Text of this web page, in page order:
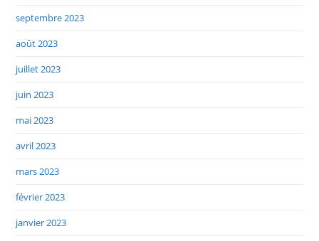
septembre 2023
août 2023
juillet 2023
juin 2023
mai 2023
avril 2023
mars 2023
février 2023
janvier 2023